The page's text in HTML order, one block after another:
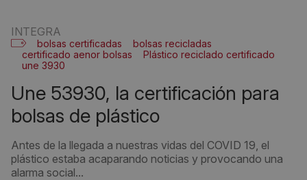
INTEGRA
bolsas certificadas
bolsas recicladas
certificado aenor bolsas
Plástico reciclado certificado
une 3930
une 53930, la certificación para
bolsas de plástico
Antes de la llegada a nuestras vidas del COVID 19, el
plástico estaba acaparando noticias y provocando una
alarma social...